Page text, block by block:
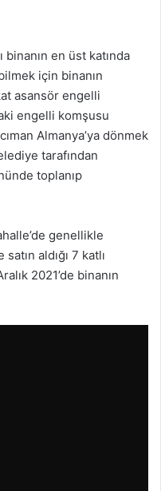
binanın en üst katında
için binanın
asansör engelli
engelli komşusu
Almanya’ya dönmek
tarafından
toplanıp
genellikle
aldığı 7 katlı
2021’de binanın